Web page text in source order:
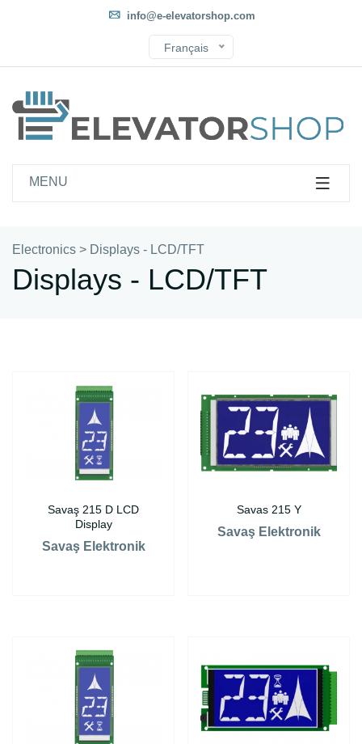
info@e-elevatorshop.com
Français
MENU
Electronics > Displays - LCD/TFT
Displays - LCD/TFT
Savaş 215 D LCD
Display
Savaş Elektronik
Savas 215 Y
Savaş Elektronik